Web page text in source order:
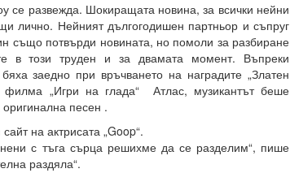
се развежда. Шокиращата новина, за всички нейни
лично. Нейният дългогодишен партньор и съпруг
също потвърди новината, но помоли за разбиране
в този труден и за двамата момент. Въпреки
заедно при връчването на наградите „Златен
филма „Игри на глада“ Атлас, музикантът беше
песен .
на актрисата „Goop“.
с тъга сърца решихме да се разделим“, пише
раздяла“.